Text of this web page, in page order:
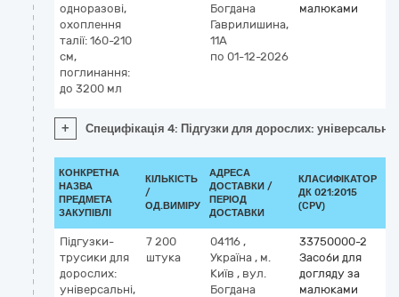
одноразові,
охоплення
талії: 160-210
см,
поглинання:
до 3200 мл
Богдана
Гаврилишина,
11А
по 01-12-2026
малюками
+ Специфікація 4: Підгузки для дорослих:
КОНКРЕТНА
НАЗВА
ПРЕДМЕТА
ЗАКУПІВЛІ
КІЛЬКІСТЬ
/
ОД.ВИМІРУ
АДРЕСА
ДОСТАВКИ /
ПЕРІОД
ДОСТАВКИ
КЛАСИФІКАТОР
ДК 021:2015
(CPV)
Підгузки-
трусики для
дорослих:
універсальні,
7 200
штука
04116 ,
Україна , м.
Київ , вул.
Богдана
33750000-2
Засоби для
догляду за
малюками